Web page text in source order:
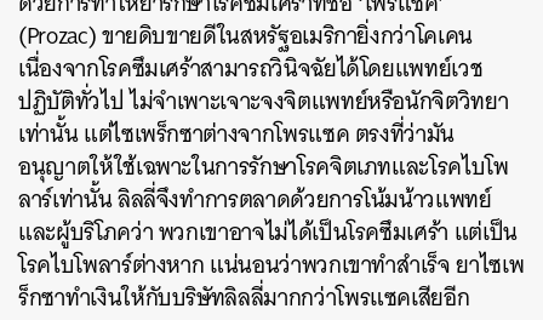
(Prozac) ขายดิบขายดีในสหรัฐอเมริกายิ่งกว่าโคเคน
เนื่องจากโรคซึมเศร้าสามารถวินิจฉัยได้โดยแพทย์เวช
ปฏิบัติทั่วไป ไม่จำเพาะเจาะจงจิตแพทย์หรือนักจิตวิทยา
เท่านั้น แต่ไซเพร็กซาต่างจากโพรแซค ตรงที่ว่ามัน
อนุญาตให้ใช้เฉพาะในการรักษาโรคจิตเภทและโรคไบโพ
ลาร์เท่านั้น ลิลลี่จึงทำการตลาดด้วยการโน้มน้าวแพทย์
และผู้บริโภคว่า พวกเขาอาจไม่ได้เป็นโรคซึมเศร้า แต่เป็น
โรคไบโพลาร์ต่างหาก แน่นอนว่าพวกเขาทำสำเร็จ ยาไซเพ
ร็กซาทำเงินให้กับบริษัทลิลลี่มากกว่าโพรแซคเสียอีก
ค้นหา
SHARE EMAIL